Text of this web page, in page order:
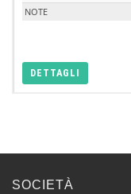
NOTE
DETTAGLI
SOCIETÀ